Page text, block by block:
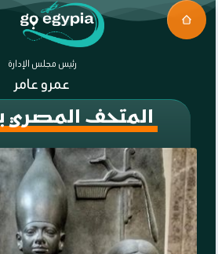
رئيس مجلس الإدارة
عمرو عامر
المتحف المصري